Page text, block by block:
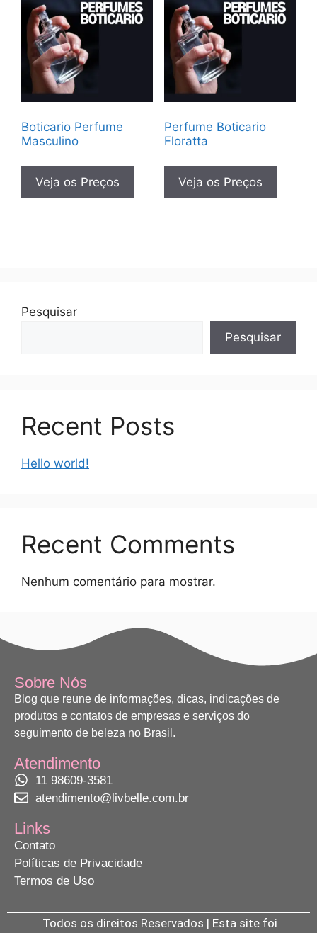
Boticario Perfume
Masculino
Veja os Preços
Perfume Boticario
Floratta
Veja os Preços
Pesquisar
Pesquisar
Recent Posts
Hello world!
Recent Comments
Nenhum comentário para mostrar.
Sobre Nós
Blog que reune de informações, dicas, indicações de
produtos e contatos de empresas e serviços do
seguimento de beleza no Brasil.
Atendimento
11 98609-3581
atendimento@livbelle.com.br
Links
Contato
Políticas de Privacidade
Termos de Uso
Todos os direitos Reservados | Esta site foi